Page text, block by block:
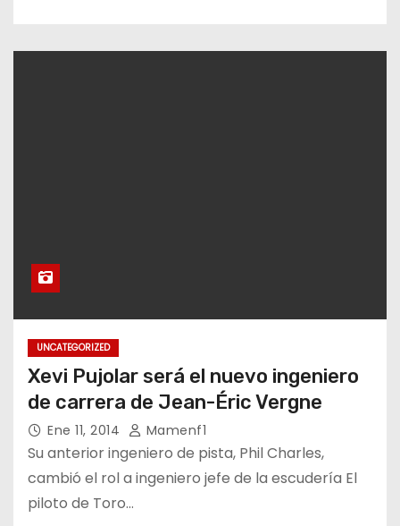
UNCATEGORIZED
Xevi Pujolar será el nuevo ingeniero
de carrera de Jean-Éric Vergne
Ene 11, 2014 Mamenf1
Su anterior ingeniero de pista, Phil Charles,
cambió el rol a ingeniero jefe de la escudería El
piloto de Toro…